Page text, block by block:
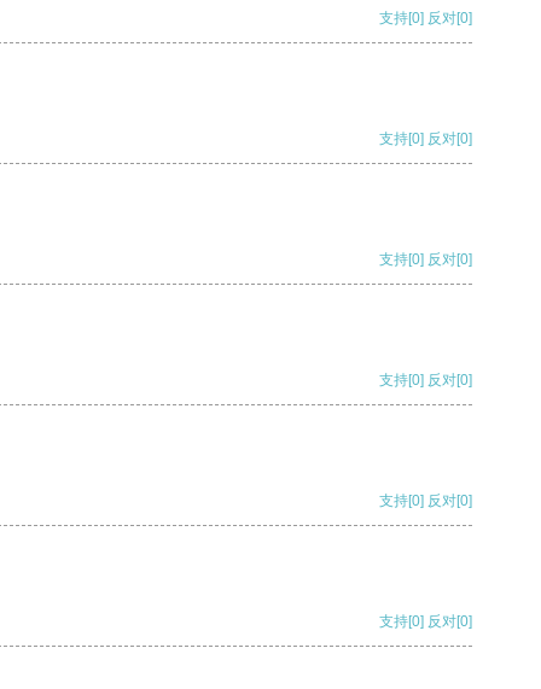
支持[0] 反对[0]
支持[0] 反对[0]
支持[0] 反对[0]
支持[0] 反对[0]
支持[0] 反对[0]
支持[0] 反对[0]